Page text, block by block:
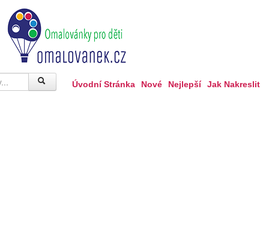
Úvodní Stránka Nové Nejlepší Jak Nakreslit